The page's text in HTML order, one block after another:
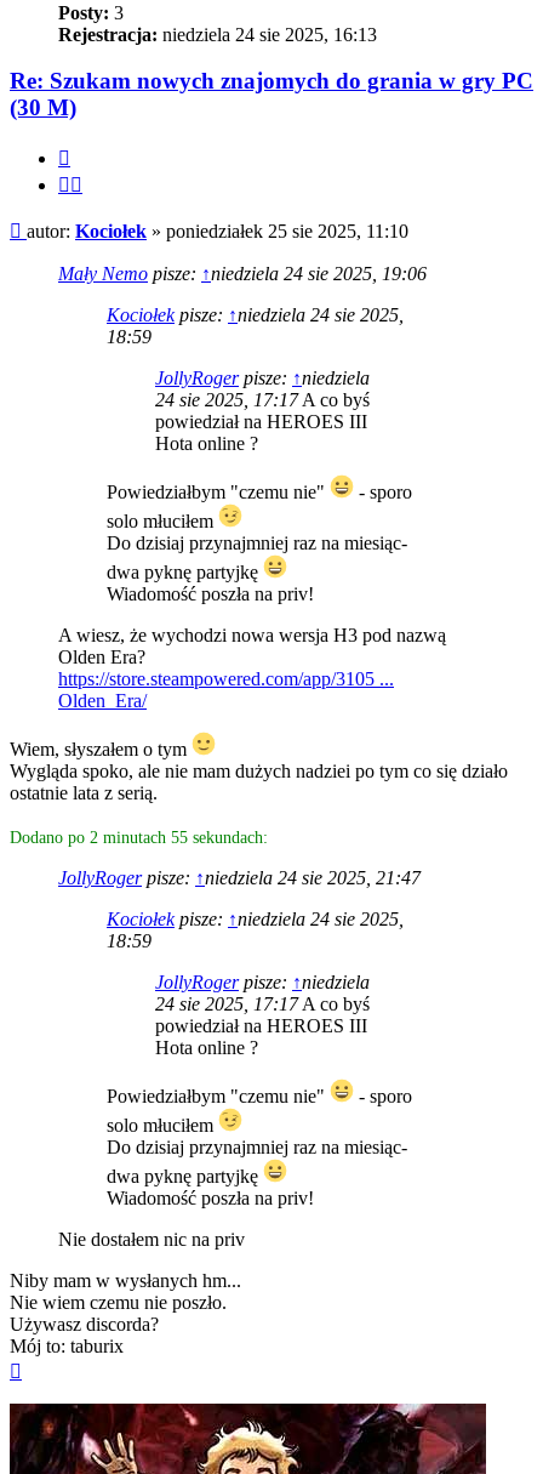
Posty: 3
Rejestracja: niedziela 24 sie 2025, 16:13
Re: Szukam nowych znajomych do grania w gry PC
(30 M)
Post
autor: Kociołek » poniedziałek 25 sie 2025, 11:10
Mały Nemo pisze: ↑niedziela 24 sie 2025, 19:06
Kociołekpisze: ↑niedziela 24 sie 2025,
18:59
JollyRogerpisze: ↑niedziela
24 sie 2025, 17:17A co byś
powiedział na HEROES III
Hota online ?
Powiedziałbym "czemu nie"
- sporo
solo młuciłem
Do dzisiaj przynajmniej raz na miesiąc-
dwa pyknę partyjkę
Wiadomość poszła na priv!
A wiesz, że wychodzi nowa wersja H3 pod nazwą
Olden Era?
https://store.steampowered.com/app/3105 ...
Olden_Era/
Wiem, słyszałem o tym
Wygląda spoko, ale nie mam dużych nadziei po tym co się działo
ostatnie lata z serią.
Dodano po 2 minutach 55 sekundach:
JollyRogerpisze: ↑niedziela 24 sie 2025, 21:47
Kociołekpisze: ↑niedziela 24 sie 2025,
18:59
JollyRogerpisze: ↑niedziela
24 sie 2025, 17:17A co byś
powiedział na HEROES III
Hota online ?
Powiedziałbym "czemu nie"
- sporo
solo młuciłem
Do dzisiaj przynajmniej raz na miesiąc-
dwa pyknę partyjkę
Wiadomość poszła na priv!
Nie dostałem nic na priv
Niby mam w wysłanych hm...
Nie wiem czemu nie poszło.
Używasz discorda?
Mój to: taburix